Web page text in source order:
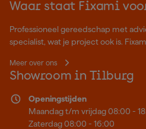
Waar staat Fixami
Professioneel gereedschap met
specialist, wat je project ook is.
Meer over ons
Showroom in Tilburg
Openingstijden
Maandag t/m vrijdag 08:00 -
Zaterdag 08:00 - 16:00